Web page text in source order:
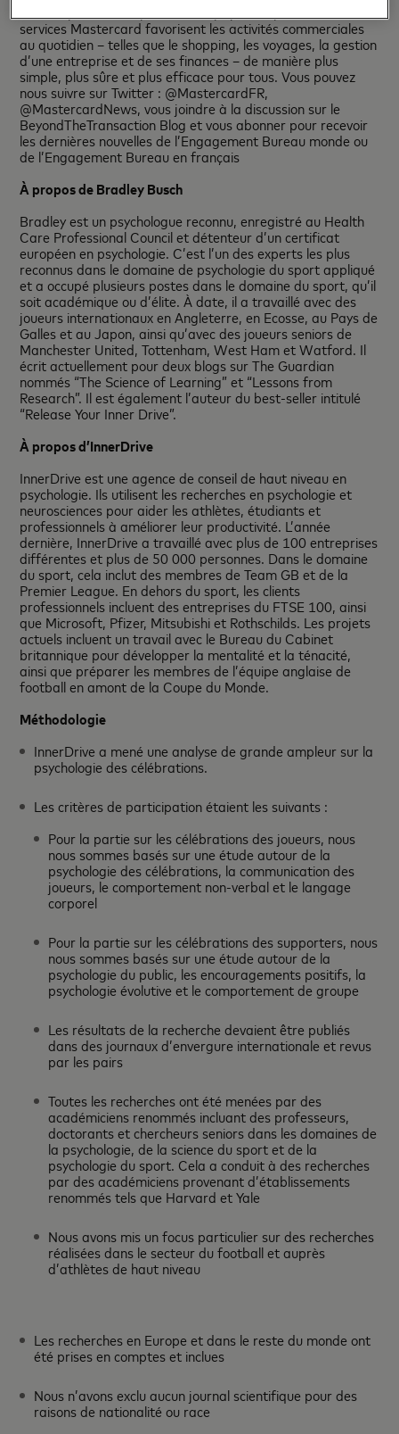
services Mastercard favorisent les activités commerciales
au quotidien – telles que le shopping, les voyages, la gestion
d’une entreprise et de ses finances – de manière plus
simple, plus sûre et plus efficace pour tous. Vous pouvez
nous suivre sur Twitter : @MastercardFR,
@MastercardNews, vous joindre à la discussion sur le
BeyondTheTransaction Blog et vous abonner pour recevoir
les dernières nouvelles de l’Engagement Bureau monde ou
de l’Engagement Bureau en français
À propos de Bradley Busch
Bradley est un psychologue reconnu, enregistré au Health
Care Professional Council et détenteur d’un certificat
européen en psychologie. C’est l’un des experts les plus
reconnus dans le domaine de psychologie du sport appliqué
et a occupé plusieurs postes dans le domaine du sport, qu’il
soit académique ou d’élite. À date, il a travaillé avec des
joueurs internationaux en Angleterre, en Ecosse, au Pays de
Galles et au Japon, ainsi qu’avec des joueurs seniors de
Manchester United, Tottenham, West Ham et Watford. Il
écrit actuellement pour deux blogs sur The Guardian
nommés “The Science of Learning” et “Lessons from
Research”. Il est également l’auteur du best-seller intitulé
“Release Your Inner Drive”.
À propos d’InnerDrive
InnerDrive est une agence de conseil de haut niveau en
psychologie. Ils utilisent les recherches en psychologie et
neurosciences pour aider les athlètes, étudiants et
professionnels à améliorer leur productivité. L’année
dernière, InnerDrive a travaillé avec plus de 100 entreprises
différentes et plus de 50 000 personnes. Dans le domaine
du sport, cela inclut des membres de Team GB et de la
Premier League. En dehors du sport, les clients
professionnels incluent des entreprises du FTSE 100, ainsi
que Microsoft, Pfizer, Mitsubishi et Rothschilds. Les projets
actuels incluent un travail avec le Bureau du Cabinet
britannique pour développer la mentalité et la ténacité,
ainsi que préparer les membres de l’équipe anglaise de
football en amont de la Coupe du Monde.
Méthodologie
InnerDrive a mené une analyse de grande ampleur sur la
psychologie des célébrations.
Les critères de participation étaient les suivants :
Pour la partie sur les célébrations des joueurs, nous
nous sommes basés sur une étude autour de la
psychologie des célébrations, la communication des
joueurs, le comportement non-verbal et le langage
corporel
Pour la partie sur les célébrations des supporters, nous
nous sommes basés sur une étude autour de la
psychologie du public, les encouragements positifs, la
psychologie évolutive et le comportement de groupe
Les résultats de la recherche devaient être publiés
dans des journaux d’envergure internationale et revus
par les pairs
Toutes les recherches ont été menées par des
académiciens renommés incluant des professeurs,
doctorants et chercheurs seniors dans les domaines de
la psychologie, de la science du sport et de la
psychologie du sport. Cela a conduit à des recherches
par des académiciens provenant d’établissements
renommés tels que Harvard et Yale
Nous avons mis un focus particulier sur des recherches
réalisées dans le secteur du football et auprès
d’athlètes de haut niveau
Les recherches en Europe et dans le reste du monde ont
été prises en comptes et inclues
Nous n’avons exclu aucun journal scientifique pour des
raisons de nationalité ou race